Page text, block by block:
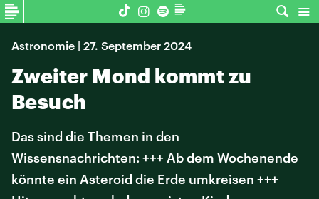
Astronomie | 27. September 2024
Zweiter Mond kommt zu
Besuch
Das sind die Themen in den
Wissensnachrichten: +++ Ab dem Wochenende
könnte ein Asteroid die Erde umkreisen +++